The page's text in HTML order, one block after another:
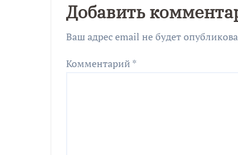
Добавить
Ваш адрес email не будет
Комментарий *